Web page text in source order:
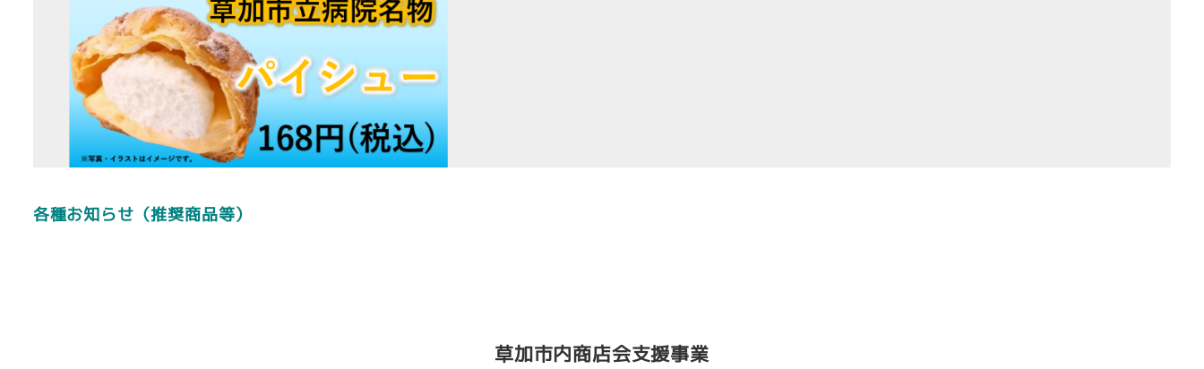
各種お知らせ（推奨商品等）
草加市内商店会支援事業